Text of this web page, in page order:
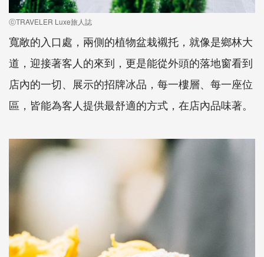
ⓒTRAVELER Luxe旅人誌
寬敞的入口處，兩側的植物盆栽襯托，就像是鄉林大
道，迎接著客人的來到，更是能從外頭的落地窗看到
店內的一切、展示的招牌冰品，每一樓層、每一座位
區，皆能為客人提供最舒適的方式，在店內品味著。